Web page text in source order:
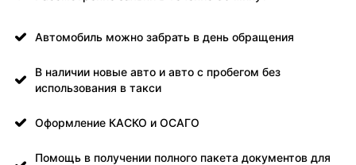
Автомобиль можно забрать в день обращения
В наличии новые авто и авто с пробегом без
использования в такси
Оформление КАСКО и ОСАГО
Помощь в получении полного пакета документов для